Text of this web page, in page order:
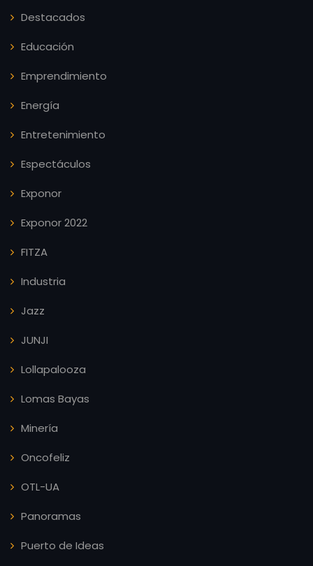
Destacados
Educación
Emprendimiento
Energía
Entretenimiento
Espectáculos
Exponor
Exponor 2022
FITZA
Industria
Jazz
JUNJI
Lollapalooza
Lomas Bayas
Minería
Oncofeliz
OTL-UA
Panoramas
Puerto de Ideas